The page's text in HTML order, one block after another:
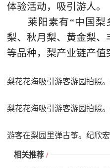
体验活动，吸引游人。
莱阳素有“中国梨
梨、秋月梨、黄金梨
等品种，梨产业链产值
梨花花海吸引游客游园拍照
梨花花海吸引游客游园拍照
游客在梨园里弹古筝。纪欣
相关推荐 /